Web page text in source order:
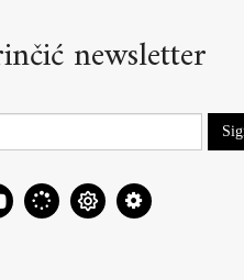
newsletter